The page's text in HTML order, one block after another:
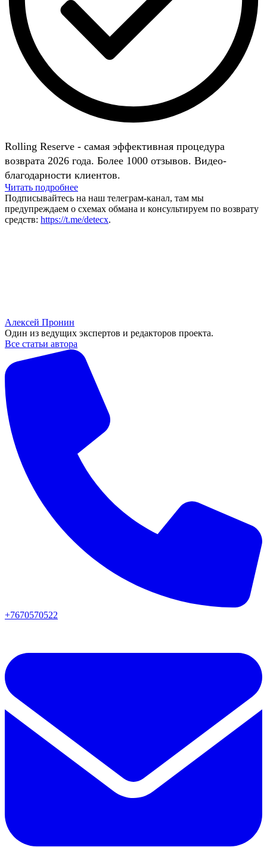
Rolling Reserve - самая эффективная процедура
возврата 2026 года. Более 1000 отзывов. Видео-
благодарности клиентов.
Читать подробнее
Подписывайтесь на наш телеграм-канал, там мы
предупреждаем о схемах обмана и консультируем по возврату
средств: https://t.me/detecx.
Алексей Пронин
Один из ведущих экспертов и редакторов проекта.
Все статьи автора
+7670570522